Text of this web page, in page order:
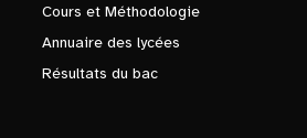
Cours et Méthodologie
Annuaire des lycées
Résultats du bac